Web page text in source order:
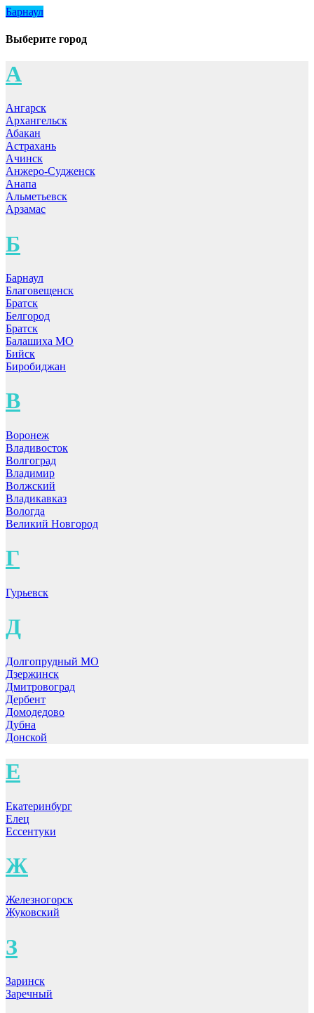
Барнаул
Выберите город
А
Ангарск
Архангельск
Абакан
Астрахань
Ачинск
Анжеро-Судженск
Анапа
Альметьевск
Арзамас
Б
Барнаул
Благовещенск
Братск
Белгород
Братск
Балашиха МО
Бийск
Биробиджан
В
Воронеж
Владивосток
Волгоград
Владимир
Волжский
Владикавказ
Вологда
Великий Новгород
Г
Гурьевск
Д
Долгопрудный МО
Дзержинск
Дмитровоград
Дербент
Домодедово
Дубна
Донской
Е
Екатеринбург
Елец
Ессентуки
Ж
Железногорск
Жуковский
З
Заринск
Заречный